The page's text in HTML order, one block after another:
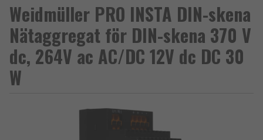
Weidmüller PRO INSTA DIN-skena
Nätaggregat för DIN-skena 370 V
dc, 264V ac AC/DC 12V dc DC 30
W